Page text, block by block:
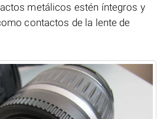
metálicos estén íntegros y
contactos de la lente de